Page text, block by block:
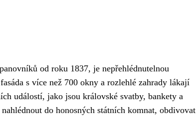
od roku 1837, je nepřehlédnutelnou
s více než 700 okny a rozlehlé zahrady lákají
událostí, jako jsou královské svatby, bankety a
do honosných státních komnat, obdivovat